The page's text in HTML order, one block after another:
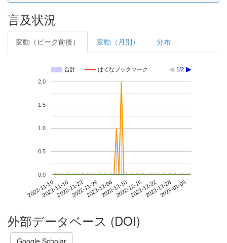
言及状況
変動（ピーク前後） 変動（月別） 分布
合計 はてなブックマーク 1/2
2022-11-102022-11-162022-11-222022-11-282022-12-042022-12-102022-12-162022-12-222022-12-282023-01-03
0.0
0.5
1.0
1.5
2.0
外部データベース (DOI)
Google Scholar